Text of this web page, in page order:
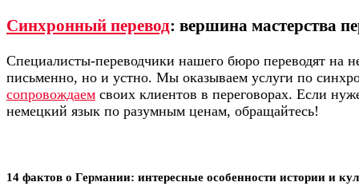
Синхронный перевод: вершина мастерства
Специалисты-переводчики нашего бюро переводят на
письменно, но и устно. Мы оказываем услуги по
сопровождаем своих клиентов в переговорах. Если
немецкий язык по разумным ценам, обращайтесь!
14 фактов о Германии: интересные особенности истории и